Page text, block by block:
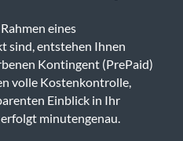
eines
sind, entstehen Ihnen
Kontingent (PrePaid)
volle Kostenkontrolle,
Einblick in Ihr
minutengenau.